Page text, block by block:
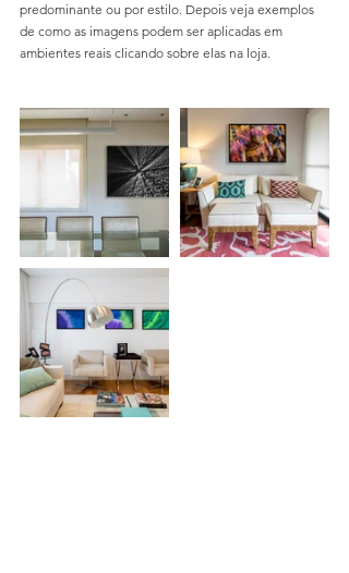
predominante ou por estilo. Depois veja exemplos
de como as imagens podem ser aplicadas em
ambientes reais clicando sobre elas na loja.